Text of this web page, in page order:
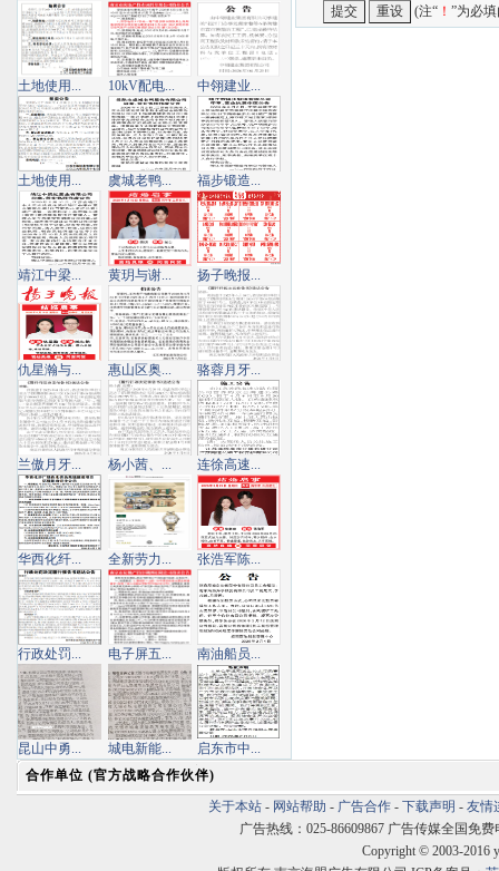
(注“ ！ ”为必
土地使用... 10kV配电... 中翎建业...
土地使用... 虞城老鸭... 福步锻造...
靖江中梁... 黄玥与谢... 扬子晚报...
仇星瀚与... 惠山区奥... 骆蓉月牙...
兰傲月牙... 杨小茜、... 连徐高速...
华西化纤... 全新劳力... 张浩军陈...
行政处罚... 电子屏五... 南油船员...
昆山中勇... 城电新能...
启东市中...
合作单位 (官方战略合作伙伴)
关于本站 - 网站帮助 - 广告合作 - 下载声明 - 友情
广告热线：025-86609867 广告传媒全国免费
Copyright © 2003-2016